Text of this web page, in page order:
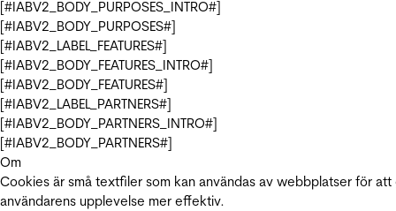
[#IABV2_BODY_PURPOSES_INTRO#]
[#IABV2_BODY_PURPOSES#]
[#IABV2_LABEL_FEATURES#]
[#IABV2_BODY_FEATURES_INTRO#]
[#IABV2_BODY_FEATURES#]
[#IABV2_LABEL_PARTNERS#]
[#IABV2_BODY_PARTNERS_INTRO#]
[#IABV2_BODY_PARTNERS#]
Om
Cookies är små textfiler som kan användas av webbplatser för att
användarens upplevelse mer effektiv.